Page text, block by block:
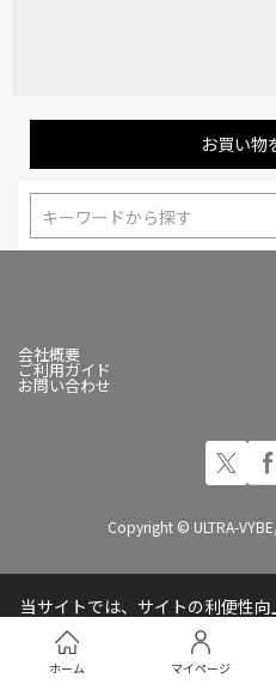
ホーム マイページ
お買い物
キーワードから探す
会社概要
ご利用ガイド
お問い合わせ
Copyright © ULTRA-
当サイトでは、サイトの利便性
キー(Cookie)を使用しています
プライバシーポリシー